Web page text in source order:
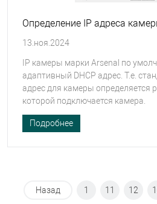
Определение IP адреса
13.ноя.2024
IP камеры марки Arsenal по
адаптивный DHCP адрес. Т.е.
адрес для камеры определяется
которой подключается камера.
Подробнее
Назад 1 11 12